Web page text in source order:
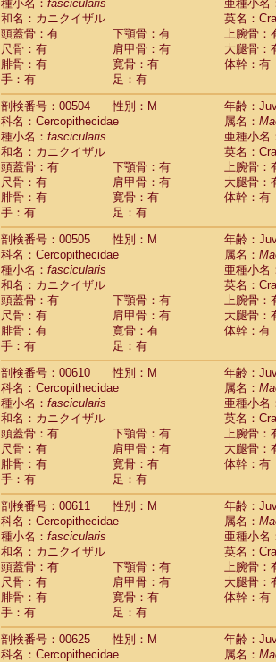
種小名： fascicularis
亜種小名
和名：カニクイザル
英名：
頭蓋骨：有
下顎骨：有
上腕骨：
尺骨：有
肩甲骨：有
大腿骨：
腓骨：有
寛骨：有
体幹：有
手：有
足：有
剖検番号：00504
性別：M
年齢：
科名：Cercopithecidae
属名：
種小名： fascicularis
亜種小名
和名：カニクイザル
英名：
頭蓋骨：有
下顎骨：有
上腕骨：
尺骨：有
肩甲骨：有
大腿骨：
腓骨：有
寛骨：有
体幹：有
手：有
足：有
剖検番号：00505
性別：M
年齢：
科名：Cercopithecidae
属名：
種小名： fascicularis
亜種小名
和名：カニクイザル
英名：
頭蓋骨：有
下顎骨：有
上腕骨：
尺骨：有
肩甲骨：有
大腿骨：
腓骨：有
寛骨：有
体幹：有
手：有
足：有
剖検番号：00610
性別：M
年齢：
科名：Cercopithecidae
属名：
種小名： fascicularis
亜種小名
和名：カニクイザル
英名：
頭蓋骨：有
下顎骨：有
上腕骨：
尺骨：有
肩甲骨：有
大腿骨：
腓骨：有
寛骨：有
体幹：有
手：有
足：有
剖検番号：00611
性別：M
年齢：
科名：Cercopithecidae
属名：
種小名： fascicularis
亜種小名
和名：カニクイザル
英名：
頭蓋骨：有
下顎骨：有
上腕骨：
尺骨：有
肩甲骨：有
大腿骨：
腓骨：有
寛骨：有
体幹：有
手：有
足：有
剖検番号：00625
性別：M
年齢：
科名：Cercopithecidae
属名：